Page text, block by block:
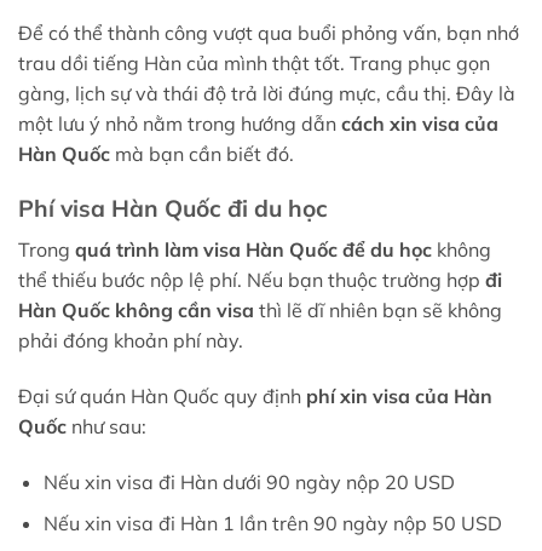
Để có thể thành công vượt qua buổi phỏng vấn, bạn nhớ
trau dồi tiếng Hàn của mình thật tốt. Trang phục gọn
gàng, lịch sự và thái độ trả lời đúng mực, cầu thị. Đây là
một lưu ý nhỏ nằm trong hướng dẫn cách xin visa của
Hàn Quốc mà bạn cần biết đó.
Phí visa Hàn Quốc đi du học
Trong quá trình làm visa Hàn Quốc để du học không
thể thiếu bước nộp lệ phí. Nếu bạn thuộc trường hợp đi
Hàn Quốc không cần visa thì lẽ dĩ nhiên bạn sẽ không
phải đóng khoản phí này.
Đại sứ quán Hàn Quốc quy định phí xin visa của Hàn
Quốc như sau:
Nếu xin visa đi Hàn dưới 90 ngày nộp 20 USD
Nếu xin visa đi Hàn 1 lần trên 90 ngày nộp 50 USD